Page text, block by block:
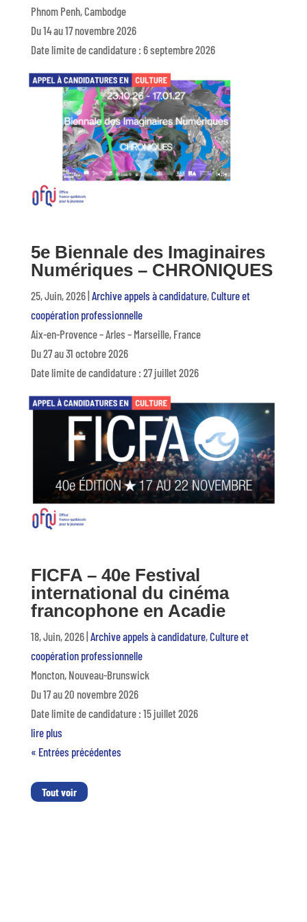
Phnom Penh, Cambodge
Du 14 au 17 novembre 2026
Date limite de candidature : 6 septembre 2026
5e Biennale des Imaginaires
Numériques – CHRONIQUES
25, Juin, 2026| Archive appels à candidature,Culture et
coopération professionnelle
Aix-en-Provence – Arles – Marseille, France
Du 27 au 31 octobre 2026
Date limite de candidature : 27 juillet 2026
FICFA – 40e Festival
international du cinéma
francophone en Acadie
18, Juin, 2026| Archive appels à candidature,Culture et
coopération professionnelle
Moncton, Nouveau-Brunswick
Du 17 au 20 novembre 2026
Date limite de candidature : 15 juillet 2026
lire plus
« Entrées précédentes
Tout voir